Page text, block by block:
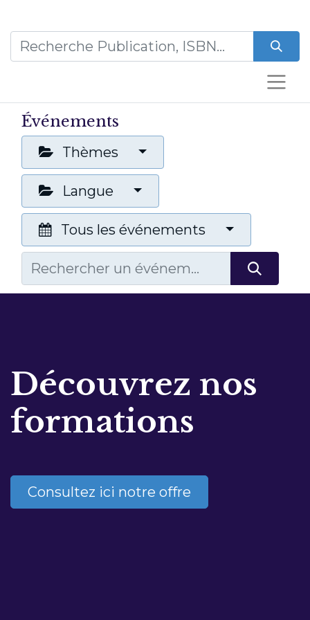
Événements
Thèmes
Langue
Tous les événements
Découvrez nos
formations
Consultez ici notre offre